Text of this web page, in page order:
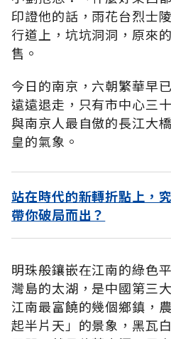
印證他的話，雨花台烈士
行道上，坑坑洞洞，原來
售。
今日的南京，六朝繁華早
遠遠退走，只有市中心三
與南京人最自傲的長江大
皇的氣象。
站在時代的新轉折點上，
帶你破局而出？
明珠般鑲嵌在江南的綠色
灣島的太湖，是中國第三
江南最富饒的幾個鄉鎮，
起半片天」的景象，黑瓦